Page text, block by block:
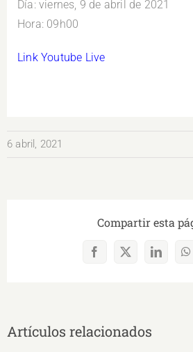
Día: viernes, 9 de abril de 2021
Hora: 09h00
Link Youtube Live
6 abril, 2021
Compartir esta
Facebook
X LinkedIn
Artículos relacionados